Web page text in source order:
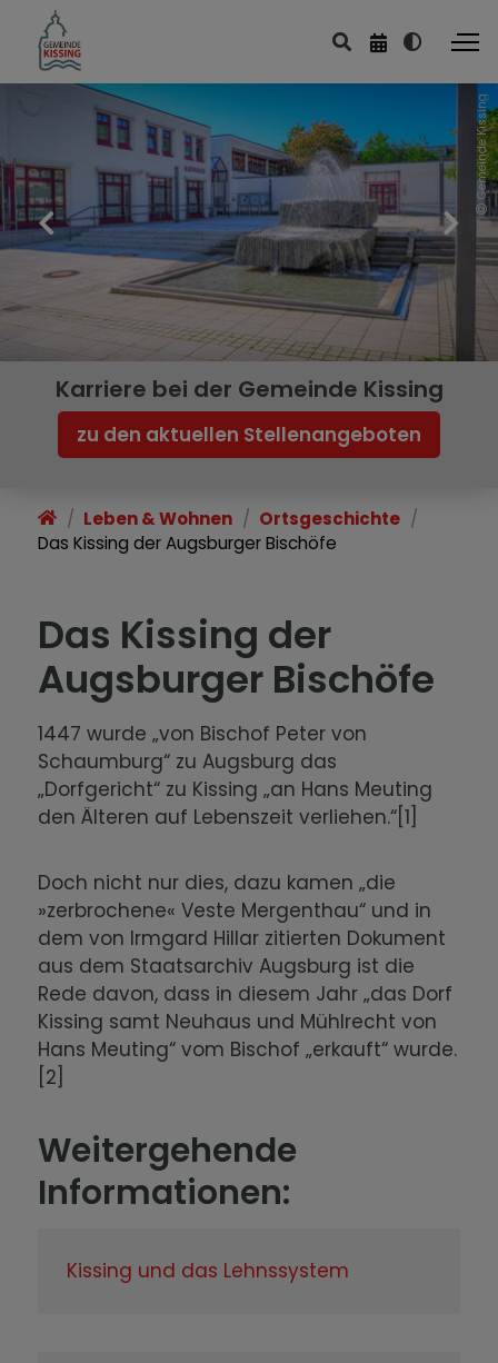
Leben & Wohnen
Bildung & Kultur
Sport & Freizeit
Kirchen & Friedhof
Ver- & Entsorgung
Planen & Bauen
Umwelt & Energie
Wirtschaft & Gewerbe
Ortsgeschichte
Gemeinde Kissing
Karriere bei der Gemeinde Kissing
zu den aktuellen Stellenangeboten
Leben & Wohnen
Ortsgeschichte
Das Kissing der Augsburger Bischöfe
Das Kissing der
Augsburger Bischöfe
1447 wurde „von Bischof Peter von
Schaumburg“ zu Augsburg das
„Dorfgericht“ zu Kissing „an Hans Meuting
den Älteren auf Lebenszeit verliehen.“[1]
Doch nicht nur dies, dazu kamen „die
»zerbrochene« Veste Mergenthau“ und in
dem von Irmgard Hillar zitierten Dokument
aus dem Staatsarchiv Augsburg ist die
Rede davon, dass in diesem Jahr „das Dorf
Kissing samt Neuhaus und Mühlrecht von
Hans Meuting“ vom Bischof „erkauft“ wurde.
[2]
Weitergehende
Informationen:
Kissing und das Lehnssystem